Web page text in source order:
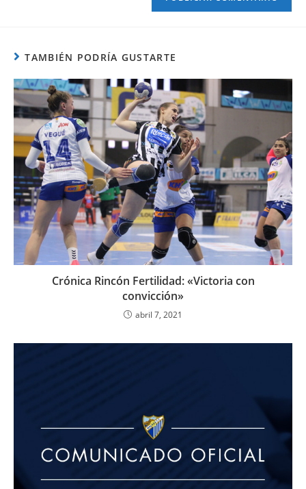
TAMBIÉN PODRÍA GUSTARTE
Crónica Rincón Fertilidad: «Victoria con
convicción»
abril 7, 2021